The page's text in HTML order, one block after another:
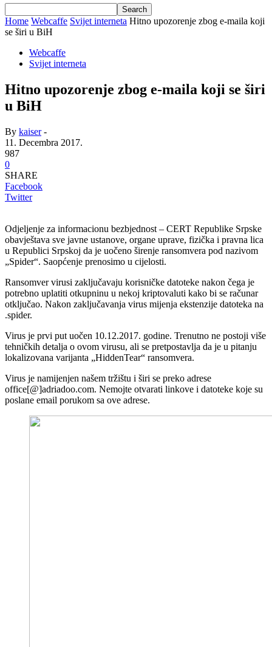
Home Webcaffe Svijet interneta Hitno upozorenje zbog e-maila koji
se širi u BiH
Webcaffe
Svijet interneta
Hitno upozorenje zbog e-maila koji se širi
u BiH
By kaiser-
11. Decembra 2017.
987
0
SHARE
Facebook
Twitter
Odjeljenje za informacionu bezbjednost – CERT Republike Srpske
obavještava sve javne ustanove, organe uprave, fizička i pravna lica
u Republici Srpskoj da je uočeno širenje ransomvera pod nazivom
„Spider“. Saopćenje prenosimo u cijelosti.
Ransomver virusi zaključavaju korisničke datoteke nakon čega je
potrebno uplatiti otkupninu u nekoj kriptovaluti kako bi se računar
otključao. Nakon zaključavanja virus mijenja ekstenzije datoteka na
.spider.
Virus je prvi put uočen 10.12.2017. godine. Trenutno ne postoji više
tehničkih detalja o ovom virusu, ali se pretpostavlja da je u pitanju
lokalizovana varijanta „HiddenTear“ ransomvera.
Virus je namijenjen našem tržištu i širi se preko adrese
office[@]adriadoo.com. Nemojte otvarati linkove i datoteke koje su
poslane email porukom sa ove adrese.